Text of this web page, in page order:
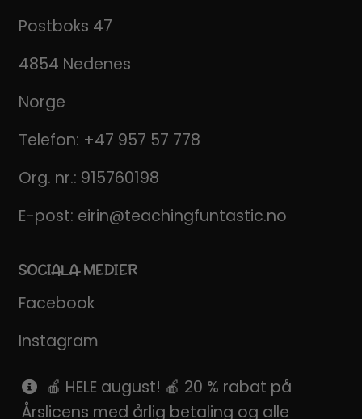
Postboks 47
4854 Nedenes
Norge
Telefon: +47 957 57 778
Org. nr.: 915760198
E-post: eirin@teachingfuntastic.no
SOCIALA MEDIER
Facebook
Instagram
Pinterest
🍎 HELE august! 🍎 20 % rabat på
Årslicens med årlig betaling og alle